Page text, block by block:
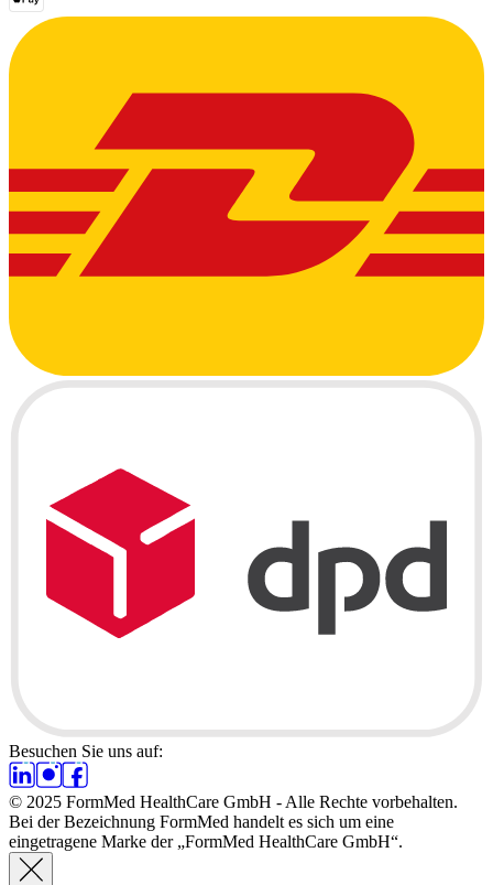
Besuchen Sie uns auf:
© 2025 FormMed HealthCare GmbH - Alle Rechte vorbehalten.
Bei der Bezeichnung FormMed handelt es sich um eine
eingetragene Marke der „FormMed HealthCare GmbH“.